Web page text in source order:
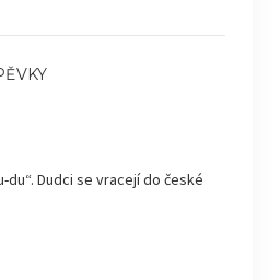
du“. Dudci se vracejí do české